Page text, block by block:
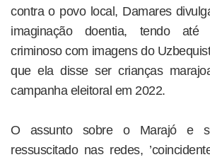
contra o povo local, Damares
imaginação doentia, tendo até
criminoso com imagens do
que ela disse ser crianças
campanha eleitoral em 2022.
O assunto sobre o Marajó e
ressuscitado nas redes,